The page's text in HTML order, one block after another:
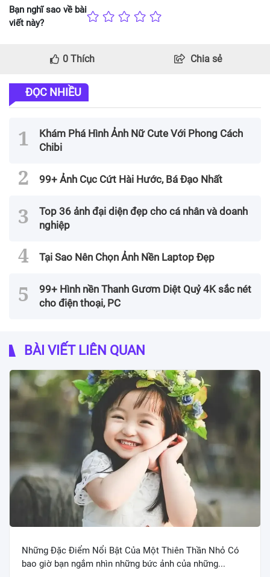
Bạn nghĩ sao về bài
viết này?
0 Thích Chia sẻ
ĐỌC NHIỀU
Khám Phá Hình Ảnh Nữ Cute Với Phong Cách
Chibi
99+ Ảnh Cục Cứt Hài Hước, Bá Đạo Nhất
Top 36 ảnh đại diện đẹp cho cá nhân và doanh
nghiệp
Tại Sao Nên Chọn Ảnh Nền Laptop Đẹp
99+ Hình nền Thanh Gươm Diệt Quỷ 4K sắc nét
cho điện thoại, PC
BÀI VIẾT LIÊN QUAN
Những Đặc Điểm Nổi Bật Của Một Thiên Thần Nhỏ Có
bao giờ bạn ngắm nhìn những bức ảnh của những...